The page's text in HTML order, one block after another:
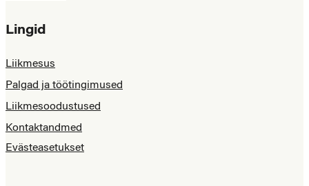
Lingid
Liikmesus
Palgad ja töötingimused
Liikmesoodustused
Kontaktandmed
Evästeasetukset